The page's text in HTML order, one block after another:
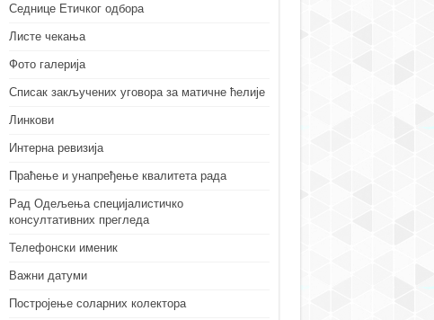
Седнице Етичког одбора
Листе чекања
Фото галерија
Списак закључених уговора за матичне ћелије
Линкови
Интерна ревизија
Праћење и унапређење квалитета рада
Рад Одељења специјалистичко
консултативних прегледа
Телефонски именик
Важни датуми
Постројење соларних колектора